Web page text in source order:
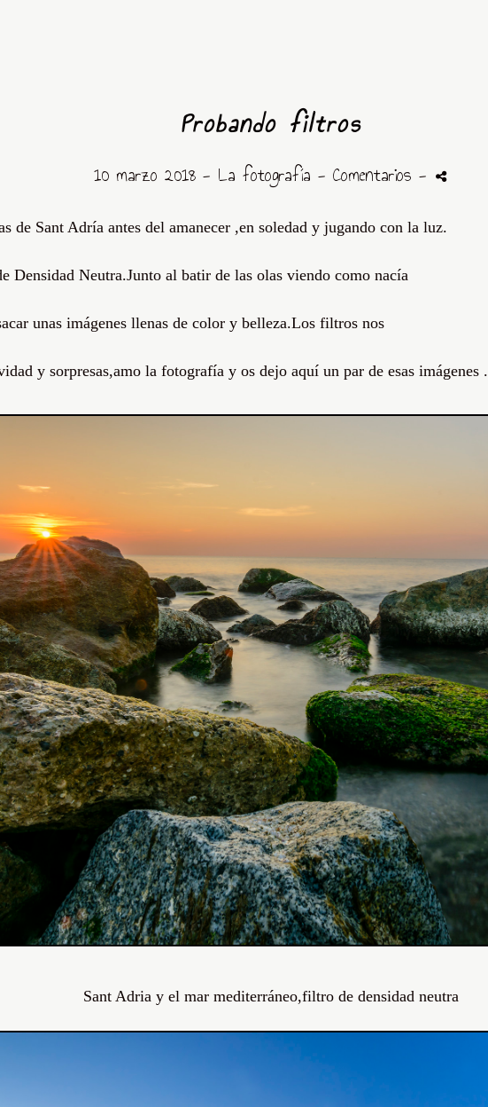
Probando filtros
10 marzo 2018 - La fotografía - Comentarios -
de Sant Adría antes del amanecer ,en soledad y jugando con la luz.
Densidad Neutra.Junto al batir de las olas viendo como nacía
unas imágenes llenas de color y belleza.Los filtros nos
y sorpresas,amo la fotografía y os dejo aquí un par de esas imágenes .
Sant Adria y el mar mediterráneo,filtro de densidad neutra